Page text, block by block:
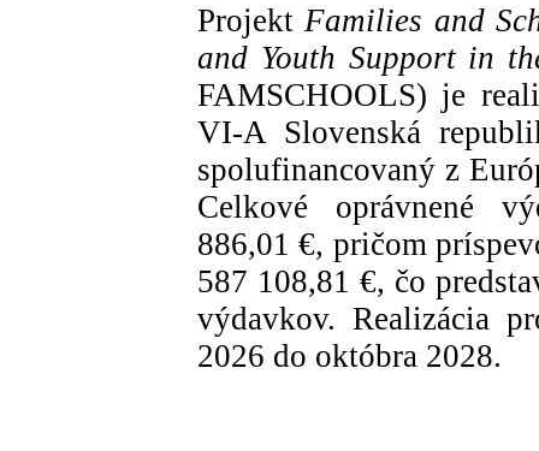
Projekt Families and
and Youth Support in
FAMSCHOOLS) je
VI-A Slovenská
spolufinancovaný z
Celkové oprávnené
886,01 €, pričom
587 108,81 €, čo
výdavkov. Realizácia
2026 do októbra 2028.